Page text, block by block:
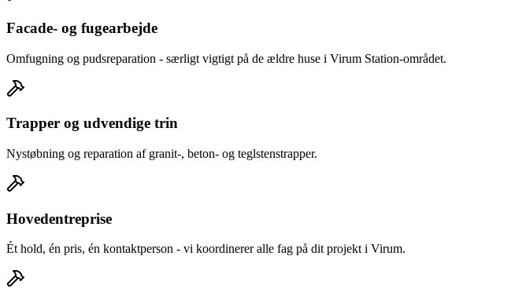
Facade- og fugearbejde
Omfugning og pudsreparation - særligt vigtigt på de ældre huse i Virum Station-området.
Trapper og udvendige trin
Nystøbning og reparation af granit-, beton- og teglstenstrapper.
Hovedentreprise
Ét hold, én pris, én kontaktperson - vi koordinerer alle fag på dit projekt i Virum.